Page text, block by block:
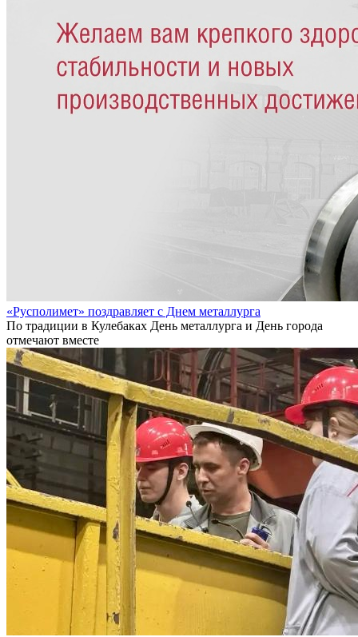
«Русполимет» поздравляет с Днем металлурга
По традиции в Кулебаках День металлурга и День города
отмечают вместе